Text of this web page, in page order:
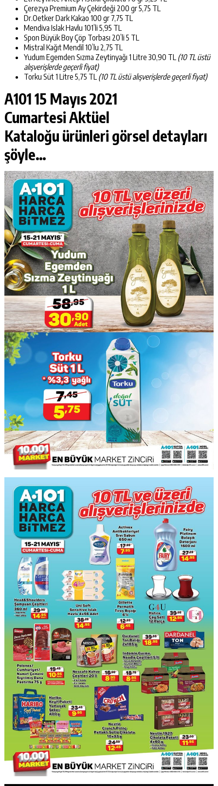
Çerezya Premium Ay Çekirdeği 200 gr 5,75 TL
Dr.Oetker Dark Kakao 100 gr 7,75 TL
Mendiva Islak Havlu 101’li 5,95 TL
Spon Büyük Boy Çöp Torbası 20’li 5 TL
Mistral Kağıt Mendil 10’lu 2,75 TL
Yudum Egemden Sızma Zeytinyağı 1 Litre 30,90 TL (10 TL üstü
alışverişlerde geçerli fiyat)
Torku Süt 1 Litre 5,75 TL (10 TL üstü alışverişlerde geçerli fiyat)
A101 15 Mayıs 2021
Cumartesi Aktüel
Kataloğu ürünleri görsel detayları
şöyle…